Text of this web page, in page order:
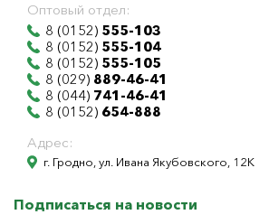
Оптовый отдел:
8 (0152) 555-103
8 (0152) 555-104
8 (0152) 555-105
8 (029) 889-46-41
8 (044) 741-46-41
8 (0152) 654-888
Адрес:
г. Гродно, ул. Ивана Якубовского, 12К
Подписаться на новости